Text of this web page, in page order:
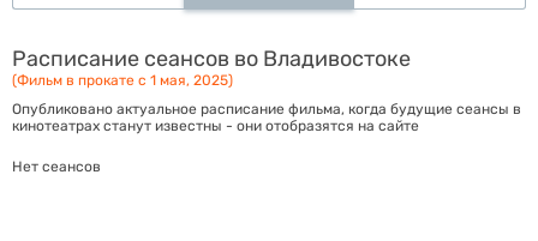
Расписание сеансов во Владивостоке
(Фильм в прокате с 1 мая, 2025)
Опубликовано актуальное расписание фильма, когда будущие сеансы в
кинотеатрах станут известны - они отобразятся на сайте
Нет сеансов